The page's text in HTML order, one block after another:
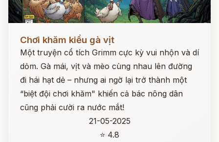
Chơi khăm kiểu gà vịt
Một truyện cổ tích Grimm cực kỳ vui nhộn và dí
dỏm. Gà mái, vịt và mèo cùng nhau lên đường
đi hái hạt dẻ – nhưng ai ngờ lại trở thành một
“biệt đội chơi khăm" khiến cả bác nông dân
cũng phải cười ra nước mắt!
21-05-2025
⭐ 4.8